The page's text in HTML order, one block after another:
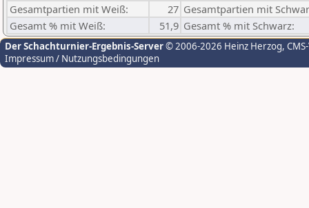
Gesamtpartien mit Weiß:
27 Gesamtpartien mit
Gesamt % mit Weiß:
51,9 Gesamt % mit Schwarz:
Der Schachturnier-Ergebnis-Server© 2006-2026 Heinz Herzog,
Impressum / Nutzungsbedingungen